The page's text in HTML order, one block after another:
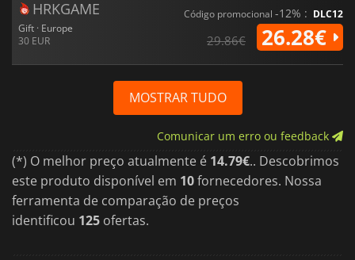
HRKGAME
Gift · Europe
30 EUR
Código promocional -12% : DLC12
29.86€ 26.28€
MOSTRAR TUDO
Comunicar um erro ou feedback
(*) O melhor preço atualmente é 14.79€.. Descobrimos
este produto disponível em 10fornecedores. Nossa
ferramenta de comparação de preços
identificou 125 ofertas.